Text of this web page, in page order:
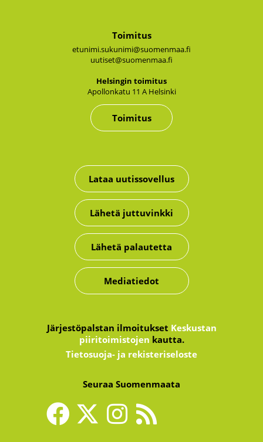
Toimitus
etunimi.sukunimi@suomenmaa.fi
uutiset@suomenmaa.fi
Hel­sin­gin toi­mi­tus
Apol­lon­ka­tu 11 A Hel­sin­ki
Toimitus
Lataa uutissovellus
Lähetä juttuvinkki
Lähetä palautetta
Mediatiedot
Järjestöpalstan ilmoitukset Keskustan
piiritoimistojen kautta.
Tietosuoja- ja rekisteriseloste
Seuraa Suomenmaata